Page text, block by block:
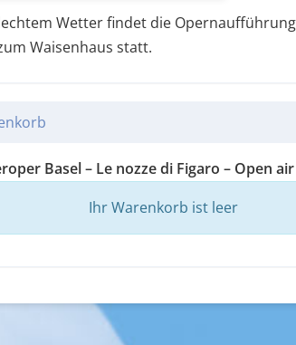
Wetter findet die
Waisenhaus statt.
Basel – Le nozze di Figaro – Open air
Ihr Warenkorb ist leer